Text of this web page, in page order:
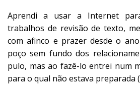
Aprendi a usar a Internet
trabalhos de revisão de texto,
com afinco e prazer desde o
poço sem fundo dos
pulo, mas ao fazê-lo entrei num
para o qual não estava preparada